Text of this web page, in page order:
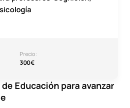
Precio:
300€
Educación para avanzar